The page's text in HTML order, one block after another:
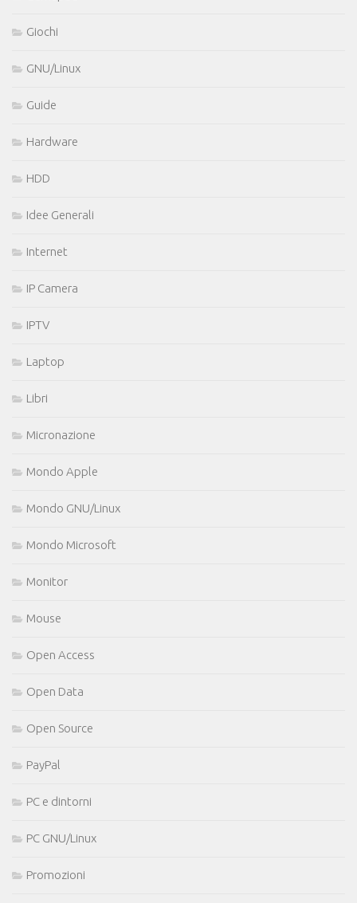
Giochi
GNU/Linux
Guide
Hardware
HDD
Idee Generali
Internet
IP Camera
IPTV
Laptop
Libri
Micronazione
Mondo Apple
Mondo GNU/Linux
Mondo Microsoft
Monitor
Mouse
Open Access
Open Data
Open Source
PayPal
PC e dintorni
PC GNU/Linux
Promozioni